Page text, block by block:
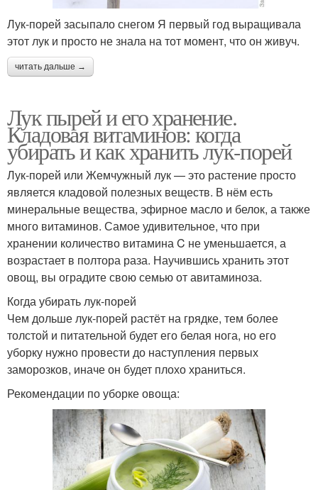
Лук-порей засыпало снегом Я первый год выращивала
этот лук и просто не знала на тот момент, что он живуч.
читать дальше →
Лук пырей и его хранение.
Кладовая витаминов: когда
убирать и как хранить лук-порей
Лук-порей или Жемчужный лук — это растение просто
является кладовой полезных веществ. В нём есть
минеральные вещества, эфирное масло и белок, а также
много витаминов. Самое удивительное, что при
хранении количество витамина C не уменьшается, а
возрастает в полтора раза. Научившись хранить этот
овощ, вы оградите свою семью от авитаминоза.
Когда убирать лук-порей
Чем дольше лук-порей растёт на грядке, тем более
толстой и питательной будет его белая нога, но его
уборку нужно провести до наступления первых
заморозков, иначе он будет плохо храниться.
Рекомендации по уборке овоща: